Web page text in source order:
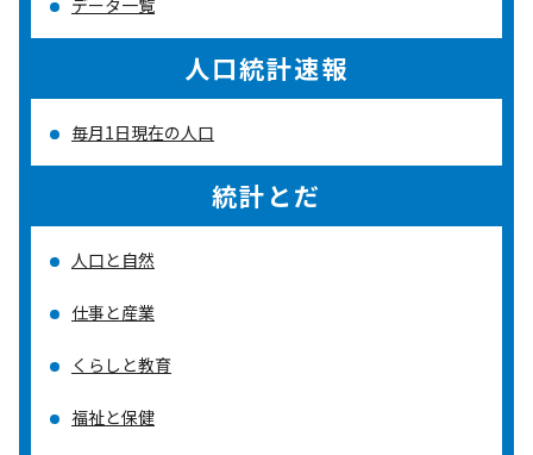
データ一覧
人口統計速報
毎月1日現在の人口
統計とだ
人口と自然
仕事と産業
くらしと教育
福祉と保健